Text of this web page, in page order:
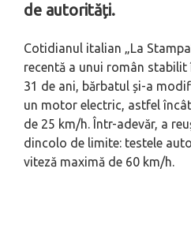
de autorități.
Cotidianul italian „La
recentă a unui român stabilit
31 de ani, bărbatul și-a
un motor electric, astfel
de 25 km/h. Într-adevăr, a
dincolo de limite: testele
viteză maximă de 60 km/h.